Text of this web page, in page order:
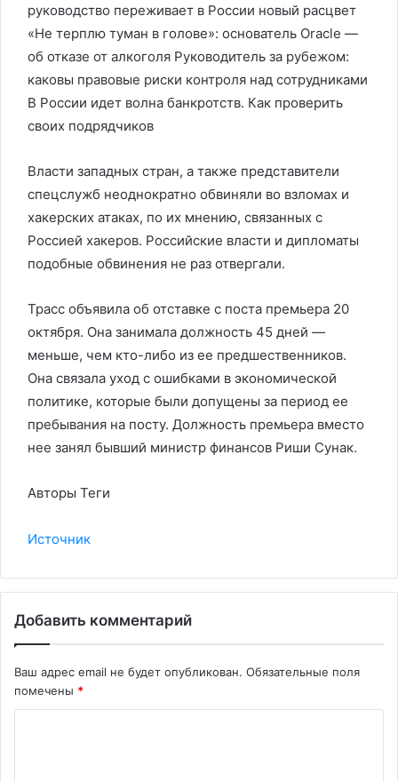
руководство переживает в России новый расцвет
«Не терплю туман в голове»: основатель Oracle —
об отказе от алкоголя Руководитель за рубежом:
каковы правовые риски контроля над сотрудниками
В России идет волна банкротств. Как проверить
своих подрядчиков
Власти западных стран, а также представители
спецслужб неоднократно обвиняли во взломах и
хакерских атаках, по их мнению, связанных с
Россией хакеров. Российские власти и дипломаты
подобные обвинения не раз отвергали.
Трасс объявила об отставке с поста премьера 20
октября. Она занимала должность 45 дней —
меньше, чем кто-либо из ее предшественников.
Она связала уход с ошибками в экономической
политике, которые были допущены за период ее
пребывания на посту. Должность премьера вместо
нее занял бывший министр финансов Риши Сунак.
Авторы Теги
Источник
Добавить комментарий
Ваш адрес email не будет опубликован. Обязательные поля
помечены *